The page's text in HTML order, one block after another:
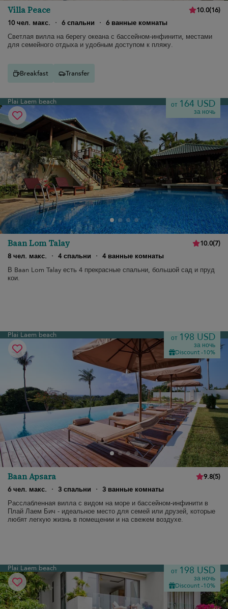
Villa Peace 10.0(16)
10 чел. макс.
· 6 спальни · 6 ванные комнаты
Светлая вилла на берегу океана с бассейном-инфинити, местами
для семейного отдыха и удобным доступом к пляжу.
Breakfast Transfer
Plai Laem beach от 164 USD
за ночь
Baan Lom Talay 10.0(7)
8 чел. макс.
· 4 спальни · 4 ванные комнаты
В Baan Lom Talay есть 4 прекрасные спальни, большой сад и пруд
кои.
Plai Laem beach от 198 USD
за ночь
Discount -10%
Baan Apsara 9.8(5)
6 чел. макс.
· 3 спальни · 3 ванные комнаты
Расслабленная вилла с видом на море и бассейном-инфинити в
Плай Лаем Бич - идеальное место для семей или друзей, которые
любят легкую жизнь в помещении и на свежем воздухе.
Plai Laem beach от 198 USD
за ночь
Discount -10%